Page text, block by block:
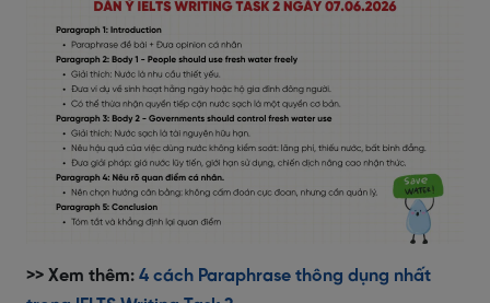
>> Xem thêm: 4 cách Paraphrase thông dụng nhất